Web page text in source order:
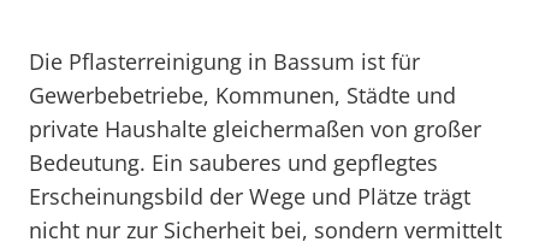
Die Pflasterreinigung in Bassum ist für
Gewerbebetriebe, Kommunen, Städte und
private Haushalte gleichermaßen von großer
Bedeutung. Ein sauberes und gepflegtes
Erscheinungsbild der Wege und Plätze trägt
nicht nur zur Sicherheit bei, sondern vermittelt